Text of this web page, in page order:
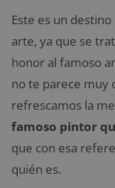
Este es un
arte, ya que se
honor al famoso
no te parece muy
refrescamos la
famoso pintor
que con esa
quién es.